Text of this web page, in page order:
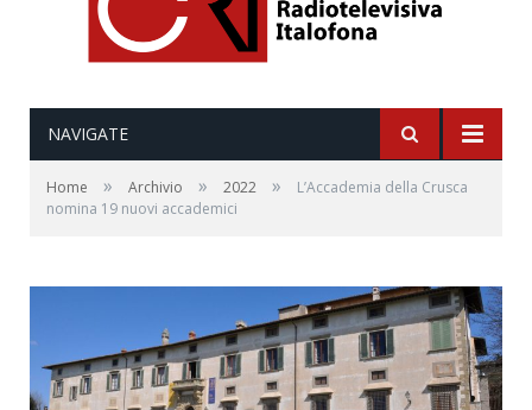
NAVIGATE
Home » Archivio » 2022 »
L’Accademia della Crusca
nomina 19 nuovi accademici